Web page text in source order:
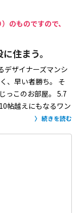
のものですので、
住まう。
デザイナーズマンシ
、早い者勝ち。
そ
っこのお部屋。 5.7
帖越えにもなるワン
ンで、キッチンは土
の十字が印象的。
出来そうな点なの
続きを読む